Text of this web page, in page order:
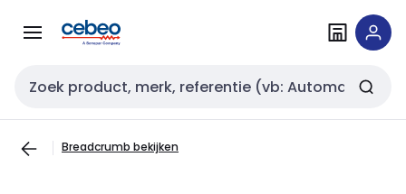
naar
naar
Zoekveld invoer
Breadcrumb bekijken